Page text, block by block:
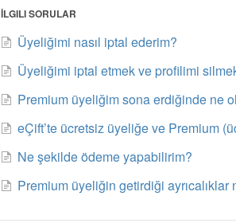
İLGILI SORULAR
Üyeliğimi nasıl iptal ederim?
Üyeliğimi iptal etmek ve profilimi
Premium üyeliğim sona erdiğinde ne
eÇift’te ücretsiz üyeliğe ve Premium
Ne şekilde ödeme yapabilirim?
Premium üyeliğin getirdiği ayrıcalıklar